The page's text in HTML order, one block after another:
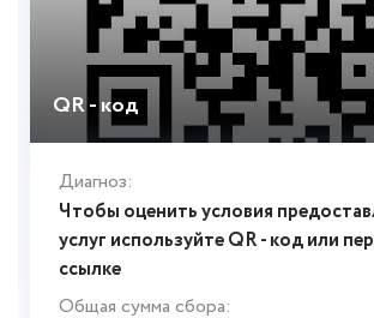
QR - код
Диагноз:
Чтобы оценить условия
услуг используйте QR - код или
ссылке
Общая сумма сбора: